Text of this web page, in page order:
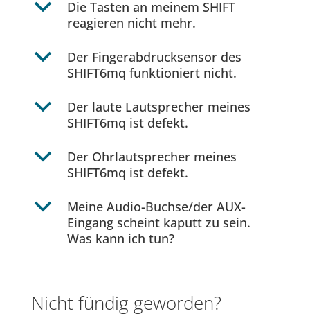
b
Die Tasten an meinem SHIFT
reagieren nicht mehr.
b
Der Fingerabdrucksensor des
SHIFT6mq funktioniert nicht.
b
Der laute Lautsprecher meines
SHIFT6mq ist defekt.
b
Der Ohrlautsprecher meines
SHIFT6mq ist defekt.
b
Meine Audio-Buchse/der AUX-
Eingang scheint kaputt zu sein.
Was kann ich tun?
Nicht fündig geworden?